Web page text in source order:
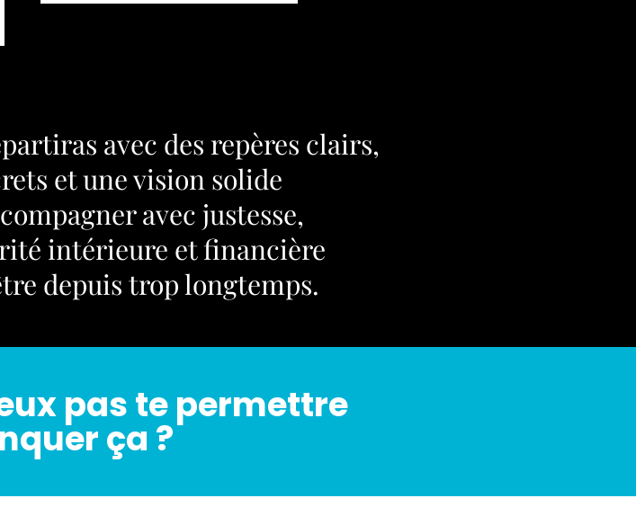
avec des repères clairs,
et une vision solide
avec justesse,
intérieure et financière
depuis trop longtemps.
pas te permettre
ça ?